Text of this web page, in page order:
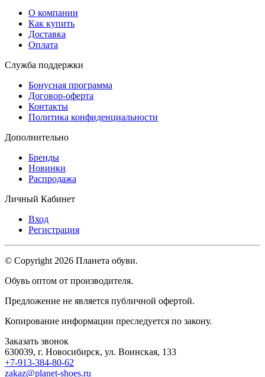
О компании
Как купить
Доставка
Оплата
Служба поддержки
Бонусная программа
Договор-оферта
Контакты
Политика конфиденциальности
Дополнительно
Бренды
Новинки
Распродажа
Личный Кабинет
Вход
Регистрация
© Copyright 2026 Планета обуви.
Обувь оптом от производителя.
Предложение не является публичной офертой.
Копирование информации преследуется по закону.
Заказать звонок
630039, г. Новосибирск, ул. Воинская, 133
+7-913-384-80-62
zakaz@planet-shoes.ru